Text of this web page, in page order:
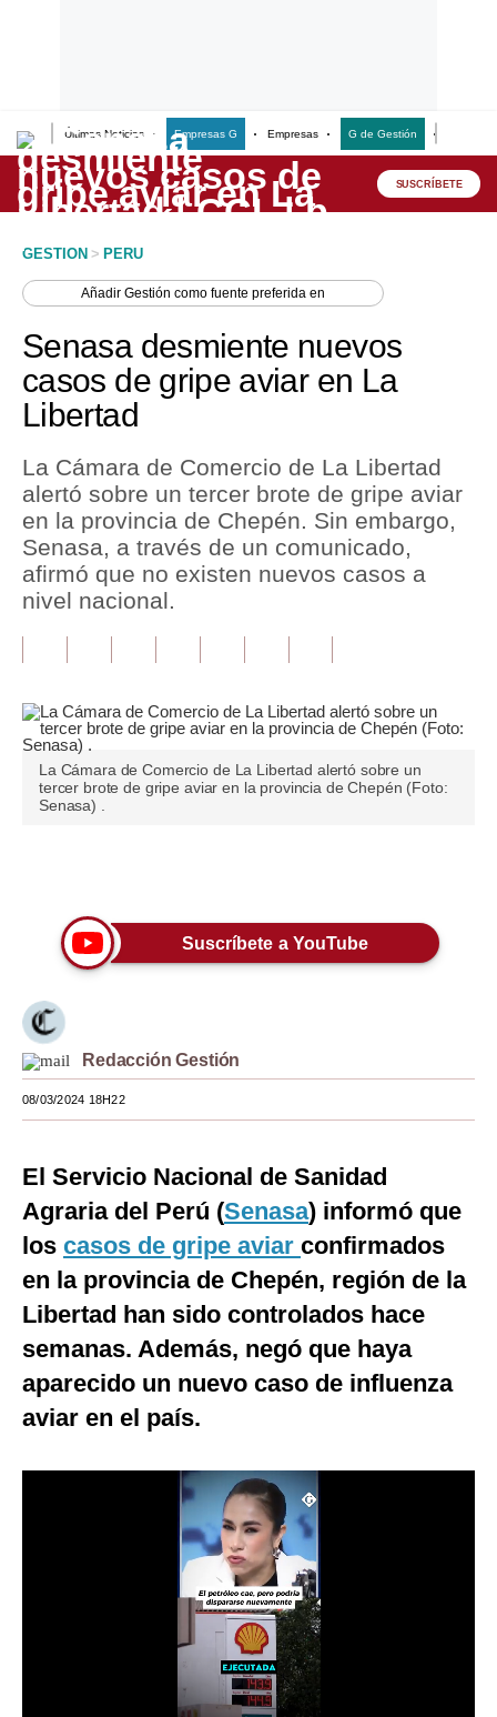
Últimas Noticias Empresas G Empresas G de Gestión
Lo último
Peru Quiosco
Economía
Mercados
Política
Tu Dinero
Finanzas Personales
Opinión
Editorial
Pregunta de hoy
Lujo
Moda
Estilos
Mundo
México
España
Internacional
Club del Suscriptor
Mix
G de Gestión
SUSCRÍBETE
GESTION > PERU
AñadirGestión como fuente preferida en
Senasa desmiente nuevos
casos de gripe aviar en La
Libertad
La Cámara de Comercio de La Libertad
alertó sobre un tercer brote de gripe aviar
en la provincia de Chepén. Sin embargo,
Senasa, a través de un comunicado,
afirmó que no existen nuevos casos a
nivel nacional.
La Cámara de Comercio de La Libertad alertó sobre un
tercer brote de gripe aviar en la provincia de Chepén (Foto:
Senasa) .
Suscríbete a YouTube
Redacción Gestión
08/03/2024 18H22
El Servicio Nacional de Sanidad
Agraria del Perú (Senasa) informó que
los casos de gripe aviar confirmados
en la provincia de Chepén, región de la
Libertad han sido controlados hace
semanas. Además, negó que haya
aparecido un nuevo caso de influenza
aviar en el país.